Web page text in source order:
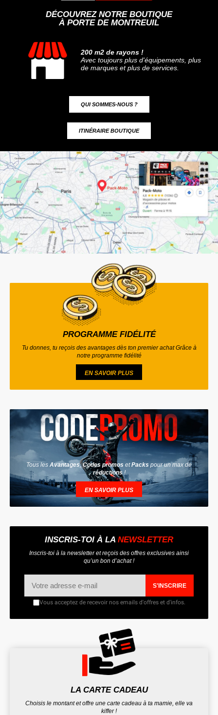
DÉCOUVREZ NOTRE BOUTIQUE
À PORTE DE MONTREUIL
200 m2 de rayons !
Avec toujours plus d'équipements, plus
de marques et plus de services.
QUI SOMMES-NOUS ?
ITINÉRAIRE BOUTIQUE
PROGRAMME FIDÉLITÉ
Tu donnes, tu reçois des avantages dès ton premier achat Grâce à
notre programme fidélité
EN SAVOIR PLUS
Tous les Avantages,Codes promos etPacks pour un max de
réductions !
EN SAVOIR PLUS
INSCRIS-TOI À LA NEWSLETTER
Inscris-toi à la newsletter et reçois des offres exclusives ainsi
qu’un bon d’achat !
S'INSCRIRE
Vous acceptez de recevoir nos emails d'offres et d'infos.
LA CARTE CADEAU
Choisis le montant et offre une carte cadeau à ta mamie, elle va
kiffer !